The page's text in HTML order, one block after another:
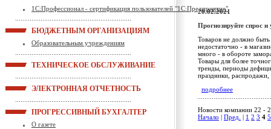
1С:Профессионал - сертификация пользователей "1С:Предприятие"
БЮДЖЕТНЫМ ОРГАНИЗАЦИЯМ
Образовательным учреждениям
ТЕХНИЧЕСКОЕ ОБСЛУЖИВАНИЕ
ЭЛЕКТРОННАЯ ОТЧЕТНОСТЬ
ПРОГРЕССИВНЫЙ БУХГАЛТЕР
О газете
20.02.2021
Прогнозируйте спрос и
Товаров не должно
недостаточно - в
много - в обороте
Товары для более
тренды, периоды
праздники, распродажи,
подробнее
Новости компании 22 -
Начало
Пред. 1 2 3 4 5